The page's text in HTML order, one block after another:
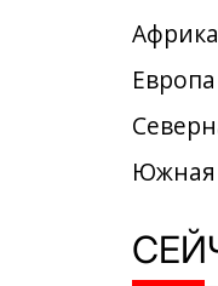
Африка
Европа
Южная